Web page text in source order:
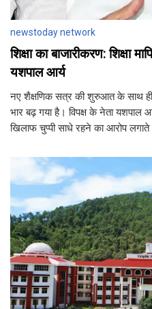
newstoday network
शिक्षा का बाजारीकरण: शिक्षा
यशपाल आर्य
नए शैक्षणिक सत्र की शुरुआत के साथ ही
भार बढ़ गया है। विपक्ष के नेता यशपाल
खिलाफ चुप्पी साधे रहने का आरोप लगाते